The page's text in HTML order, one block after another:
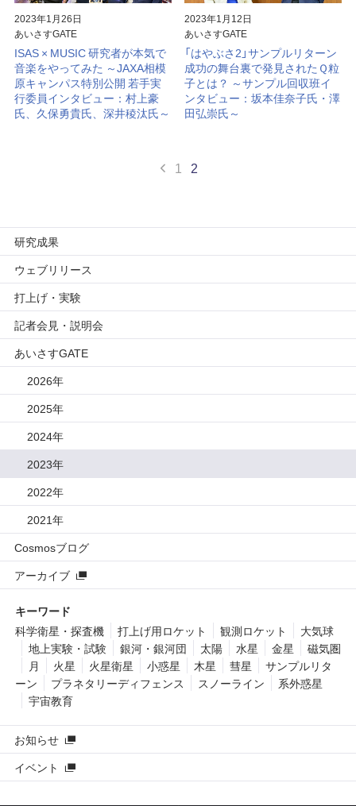
パネル展
フレンドレイジング
大学院教育
広報活動
2023年1月26日
あいさすGATE
ISAS × MUSIC 研究者が本気で
音楽をやってみた ～JAXA相模
原キャンパス特別公開 若手実
行委員インタビュー：村上豪
氏、久保勇貴氏、深井稜汰氏～
2023年1月12日
あいさすGATE
「はやぶさ2」サンプルリターン
成功の舞台裏で発見されたＱ粒
子とは？ ～サンプル回収班イ
ンタビュー：坂本佳奈子氏・澤
田弘崇氏～
1 2
研究成果
ウェブリリース
打上げ・実験
記者会見・説明会
あいさすGATE
2026年
2025年
2024年
2023年
2022年
2021年
Cosmosブログ
アーカイブ
キーワード
科学衛星・探査機
打上げ用ロケット 観測ロケット
大気球
地上実験・試験
銀河・銀河団 太陽 水星 金星
磁気圏
月
火星 火星衛星 小惑星 木星 彗星
サンプルリタ
ーン
プラネタリーディフェンス スノーライン
系外惑星
宇宙教育
お知らせ
イベント